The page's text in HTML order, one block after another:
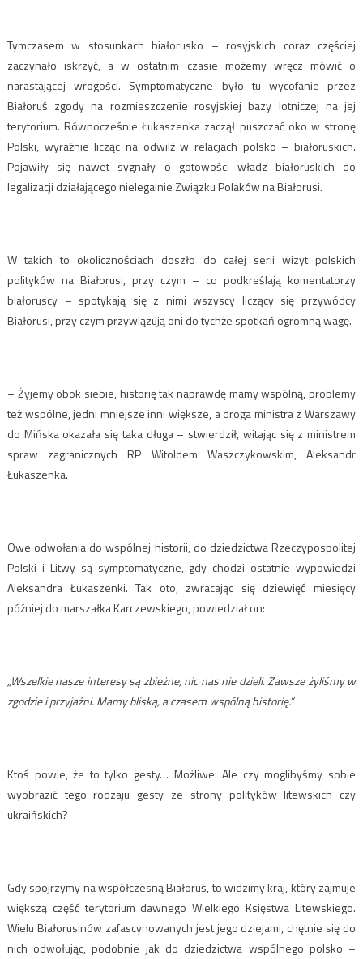
Tymczasem w stosunkach białorusko – rosyjskich coraz częściej
zaczynało iskrzyć, a w ostatnim czasie możemy wręcz mówić o
narastającej wrogości. Symptomatyczne było tu wycofanie przez
Białoruś zgody na rozmieszczenie rosyjskiej bazy lotniczej na jej
terytorium. Równocześnie Łukaszenka zaczął puszczać oko w stronę
Polski, wyraźnie licząc na odwilż w relacjach polsko – białoruskich.
Pojawiły się nawet sygnały o gotowości władz białoruskich do
legalizacji działającego nielegalnie Związku Polaków na Białorusi.
W takich to okolicznościach doszło do całej serii wizyt polskich
polityków na Białorusi, przy czym – co podkreślają komentatorzy
białoruscy – spotykają się z nimi wszyscy liczący się przywódcy
Białorusi, przy czym przywiązują oni do tychże spotkań ogromną wagę.
– Żyjemy obok siebie, historię tak naprawdę mamy wspólną, problemy
też wspólne, jedni mniejsze inni większe, a droga ministra z Warszawy
do Mińska okazała się taka długa – stwierdził, witając się z ministrem
spraw zagranicznych RP Witoldem Waszczykowskim, Aleksandr
Łukaszenka.
Owe odwołania do wspólnej historii, do dziedzictwa Rzeczypospolitej
Polski i Litwy są symptomatyczne, gdy chodzi ostatnie wypowiedzi
Aleksandra Łukaszenki. Tak oto, zwracając się dziewięć miesięcy
później do marszałka Karczewskiego, powiedział on:
„Wszelkie nasze interesy są zbieżne, nic nas nie dzieli. Zawsze żyliśmy w
zgodzie i przyjaźni. Mamy bliską, a czasem wspólną historię.”
Ktoś powie, że to tylko gesty… Możliwe. Ale czy moglibyśmy sobie
wyobrazić tego rodzaju gesty ze strony polityków litewskich czy
ukraińskich?
Gdy spojrzymy na współczesną Białoruś, to widzimy kraj, który zajmuje
większą część terytorium dawnego Wielkiego Księstwa Litewskiego.
Wielu Białorusinów zafascynowanych jest jego dziejami, chętnie się do
nich odwołując, podobnie jak do dziedzictwa wspólnego polsko –